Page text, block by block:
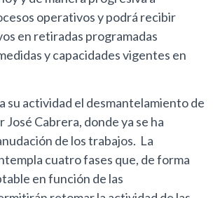
operativos y podrá recibir
en retiradas programadas
y capacidades vigentes en
su actividad el desmantelamiento de
Cabrera, donde ya se ha
de los trabajos. La
cuatro fases que, de forma
en función de las